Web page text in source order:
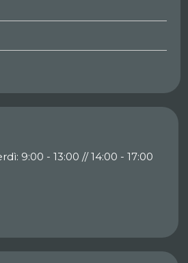
9:00 - 13:00 // 14:00 - 17:00